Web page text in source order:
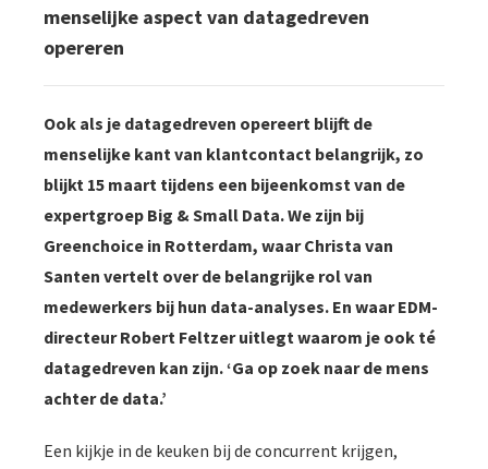
menselijke aspect van datagedreven
opereren
Ook als je datagedreven opereert blijft de
menselijke kant van klantcontact belangrijk, zo
blijkt 15 maart tijdens een bijeenkomst van de
expertgroep Big & Small Data. We zijn bij
Greenchoice in Rotterdam, waar Christa van
Santen vertelt over de belangrijke rol van
medewerkers bij hun data-analyses. En waar EDM-
directeur Robert Feltzer uitlegt waarom je ook té
datagedreven kan zijn. ‘Ga op zoek naar de mens
achter de data.’
Een kijkje in de keuken bij de concurrent krijgen,
deze
worden
over
van